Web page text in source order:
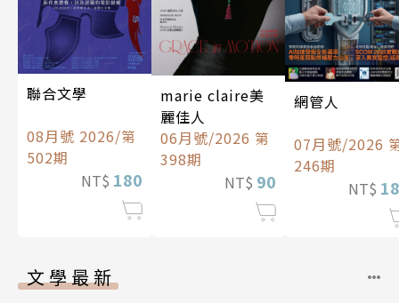
聯合文學
08月號 2026/第
502期
NT$ 180
marie claire美
麗佳人
06月號/2026 第
398期
NT$ 90
網管人
07月號/2026
246期
NT$
文學最新